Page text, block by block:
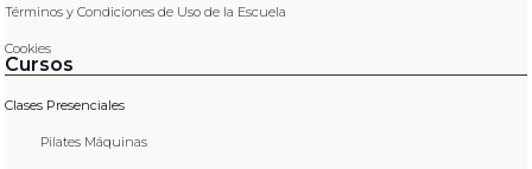
Términos y Condiciones de Uso de la Escuela
Cookies
Cursos
Clases Presenciales
Pilates Máquinas